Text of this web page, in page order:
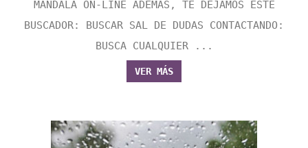
MANDALA ON-LINE ADEMÁS, TE DEJAMOS ESTE
BUSCADOR: BUSCAR SAL DE DUDAS CONTACTANDO:
BUSCA CUALQUIER ...
VER MÁS